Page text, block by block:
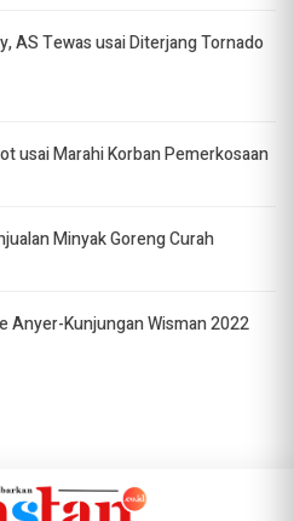
AS Tewas usai Diterjang Tornado
usai Marahi Korban Pemerkosaan
Minyak Goreng Curah
Anyer-Kunjungan Wisman 2022